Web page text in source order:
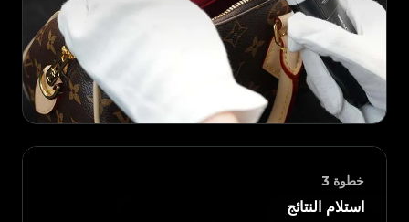
خطوة 3
استلام النتائج